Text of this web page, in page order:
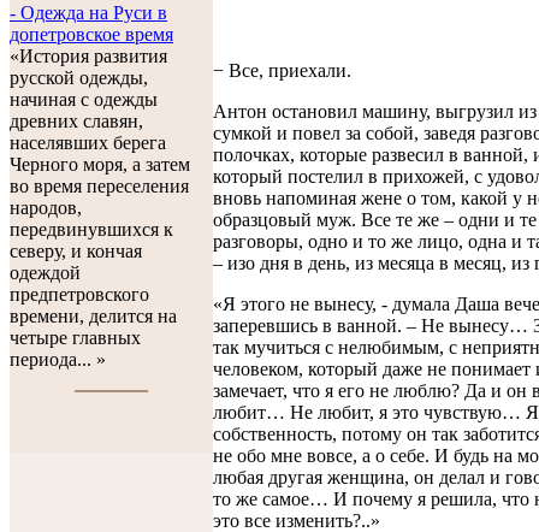
- Одежда на Руси в
допетровское время
«История развития
русской одежды,
начиная с одежды
древних славян,
населявших берега
Черного моря, а затем
во время переселения
народов,
передвинувшихся к
северу, и кончая
одеждой
предпетровского
времени, делится на
четыре главных
периода... »
− Все, приехали.
Антон остановил машину, выгрузил
сумкой и повел за собой, заведя
полочках, которые развесил в ванной,
который постелил в прихожей, с
вновь напоминая жене о том, какой у
образцовый муж. Все те же – одни и
разговоры, одно и то же лицо, одна и
– изо дня в день, из месяца в месяц,
«Я этого не вынесу, - думала Даша
заперевшись в ванной. – Не вынесу…
так мучиться с нелюбимым, с
человеком, который даже не понимает
замечает, что я его не люблю? Да и он
любит… Не любит, я это чувствую… Я
собственность, потому он так
не обо мне вовсе, а о себе. И будь на
любая другая женщина, он делал и
то же самое… И почему я решила, что
это все изменить?..»